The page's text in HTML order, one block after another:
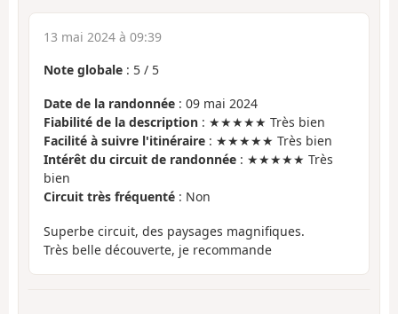
13 mai 2024 à 09:39
Note globale : 5 / 5
Date de la randonnée : 09 mai 2024
Fiabilité de la description : ★★★★★ Très bien
Facilité à suivre l'itinéraire : ★★★★★ Très bien
Intérêt du circuit de randonnée : ★★★★★ Très
bien
Circuit très fréquenté : Non
Superbe circuit, des paysages magnifiques.
Très belle découverte, je recommande